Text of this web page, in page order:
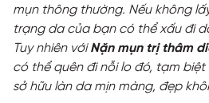
TẮM TRẮNG
ĐIỀU TRỊ DA
TƯ VẤN
mụn thông thường. Nếu không
trạng da của bạn có thể xấu đi
Tuy nhiên vớiNặn mụn trị thâm
có thể quên đi nỗi lo đó, tạm
sở hữu làn da mịn màng, đẹp